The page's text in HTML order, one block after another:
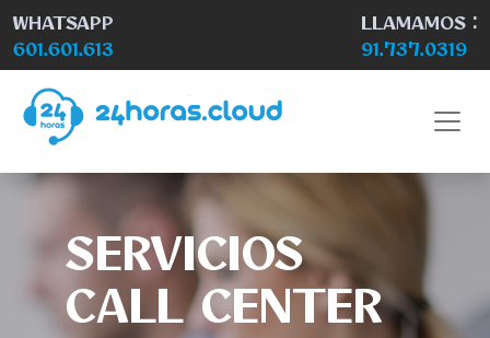
WHATSAPP
601.601.613
LLAMAMOS :
91.737.0319
SERVICIOS
CALL CENTER